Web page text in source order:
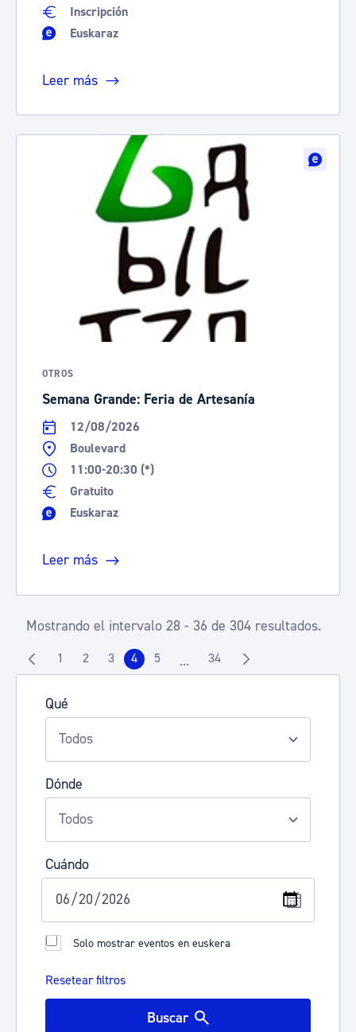
Qué
Dónde
Cuándo
Solo mostrar eventos en euskera
Resetear filtros
Buscar
Inscripción
Euskaraz
Leer más
OTROS
Semana Grande: Feria de Artesanía
12/08/2026
Boulevard
11:00-20:30 (*)
Gratuito
Euskaraz
Leer más
Mostrando el intervalo 28 - 36 de 304 resultados.
Página
1 Página
2 Página
3 Página
4 Página
5 ...Páginas intermedias Use TAB
Página
34